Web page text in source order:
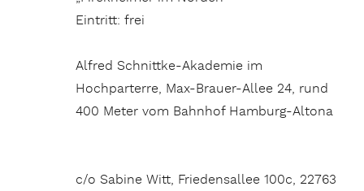
Eintritt: frei
Alfred Schnittke-Akademie im
Hochparterre, Max-Brauer-Allee 24, rund
400 Meter vom Bahnhof Hamburg-Altona
c/o Sabine Witt, Friedensallee 100c, 22763